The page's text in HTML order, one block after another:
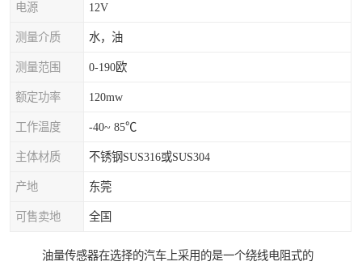
电源 12V
测量介质 水，油
测量范围 0-190欧
额定功率 120mw
工作温度 -40~ 85℃
主体材质 不锈钢SUS316或SUS304
产地 东莞
可售卖地 全国
油量传感器在选择的汽车上采用的是一个绕线电阻式的